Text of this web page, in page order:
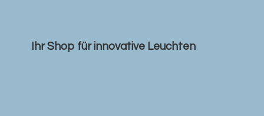
Ihr Shop fürinnovative Leuchten